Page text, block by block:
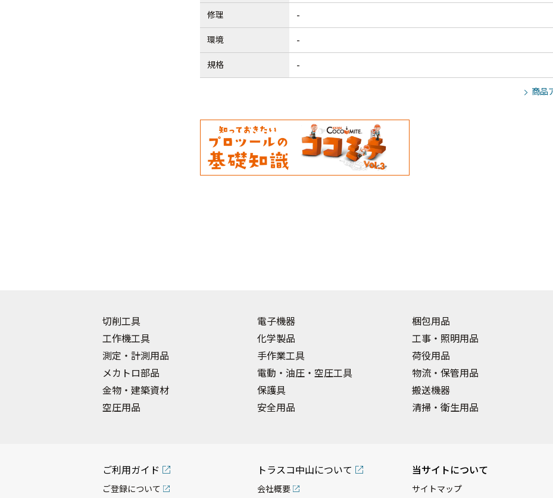
修理 -
環境 -
規格 -
商品
切削工具
工作機工具
測定・計測用品
メカトロ部品
金物・建築資材
空圧用品
電子機器
化学製品
手作業工具
電動・油圧・空圧工具
保護具
安全用品
梱包用品
工事・照明用品
荷役用品
物流・保管用品
搬送機器
清掃・衛生用品
ご利用ガイド
ご登録について
トラスコ中山について
会社概要
当サイトについて
サイトマップ